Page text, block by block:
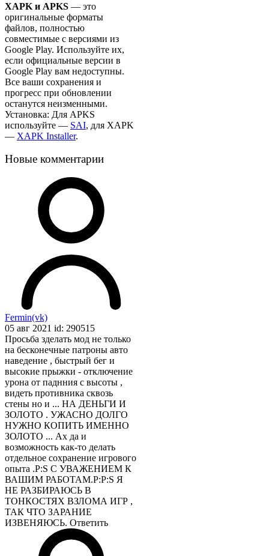
XAPK и APKS — это
оригинальные форматы
файлов, полностью
совместимые с версиями из
Google Play. Используйте их,
если официальные версии в
Google Play вам недоступны.
Все ваши сохранения и
прогресс при обновлении
останутся неизменными.
Установка: Для APKS
используйте — SAI, для XAPK
— XAPK Installer.
Новые комментарии
Fermin(vk)
05 авг 2021 id: 290515
Просьба зделать мод не только
на бесконечные патроны авто
наведение , быстрый бег и
высокие прыжки - отключение
урона от паднния с высоты ,
видеть противника сквозь
стены но и ... НА ДЕНЬГИ И
ЗОЛОТО . УЖАСНО ДОЛГО
НУЖНО КОПИТЬ ИМЕННО
ЗОЛОТО ... Ах да и
возможность как-то делать
отдельное сохранение игрового
опыта .P:S С УВАЖЕНИЕМ К
ВАШИМ РАБОТАМ.P:P:S Я
НЕ РАЗБИРАЮСЬ В
ТОНКОСТЯХ ВЗЛОМА ИГР ,
ТАК ЧТО ЗАРАНИЕ
ИЗВЕНЯЮСЬ. Ответить